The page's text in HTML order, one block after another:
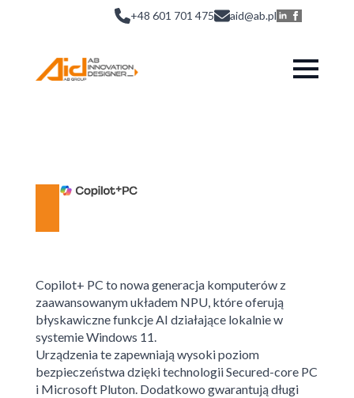
+48 601 701 475 aid@ab.pl
Copilot+ PC to nowa generacja komputerów z
zaawansowanym układem NPU, które oferują
błyskawiczne funkcje AI działające lokalnie w
systemie Windows 11.
Urządzenia te zapewniają wysoki poziom
bezpieczeństwa dzięki technologii Secured-core PC
i Microsoft Pluton. Dodatkowo gwarantują długi